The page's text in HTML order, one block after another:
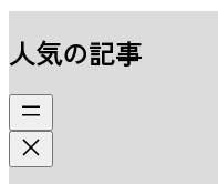
人気の記事